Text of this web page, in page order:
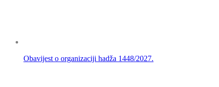
Obavijest o organizaciji hadža 1448/2027.